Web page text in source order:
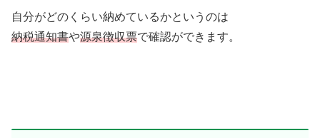
自分がどのくらい納めているかというのは
納税通知書や源泉徴収票で確認ができます。